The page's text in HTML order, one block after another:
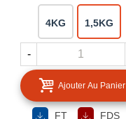
4KG 1,5KG
-
Ajouter Au Panier
FT FDS